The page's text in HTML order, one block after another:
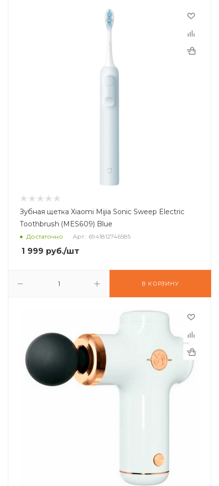
Зубная щетка Xiaomi Mijia Sonic Sweep Electric
Toothbrush (MES609) Blue
Достаточно Арт.: 6941812746585
1 999 руб./шт
В КОРЗИНУ